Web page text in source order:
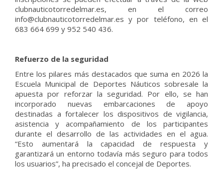
clubnauticotorredelmar.es, en el correo
info@clubnauticotorredelmar.es y por teléfono, en el
683 664 699 y 952 540 436.
Refuerzo de la seguridad
Entre los pilares más destacados que suma en 2026 la
Escuela Municipal de Deportes Náuticos sobresale la
apuesta por reforzar la seguridad. Por ello, se han
incorporado nuevas embarcaciones de apoyo
destinadas a fortalecer los dispositivos de vigilancia,
asistencia y acompañamiento de los participantes
durante el desarrollo de las actividades en el agua.
“Esto aumentará la capacidad de respuesta y
garantizará un entorno todavía más seguro para todos
los usuarios”, ha precisado el concejal de Deportes.